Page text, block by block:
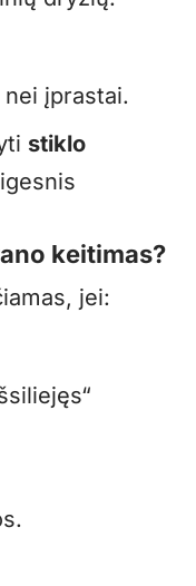
įprastai.
stiklo
keitimas?
jei: